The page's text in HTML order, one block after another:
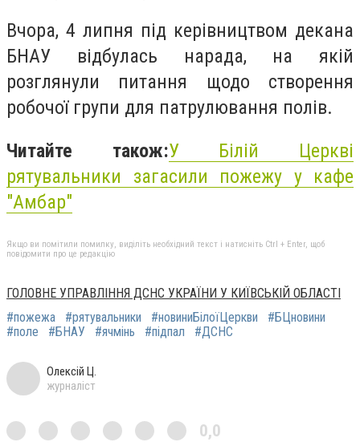
Вчора, 4 липня під керівництвом декана
БНАУ відбулась нарада, на якій
розглянули питання щодо створення
робочої групи для патрулювання полів.
Читайте також:У Білій Церкві
рятувальники загасили пожежу у кафе
"Амбар"
Якщо ви помітили помилку, виділіть необхідний текст і натисніть Ctrl + Enter, щоб
повідомити про це редакцію
ГОЛОВНЕ УПРАВЛІННЯ ДСНС УКРАЇНИ У КИЇВСЬКІЙ ОБЛАСТІ
#пожежа
#рятувальники #новиниБілоїЦеркви
#БЦновини
#поле
#БНАУ #ячмінь #підпал #ДСНС
Олексій Ц.
журналіст
0,0